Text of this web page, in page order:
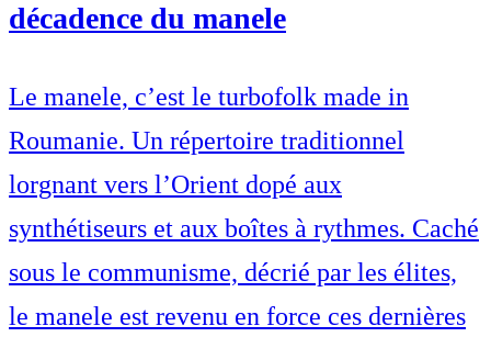
décadence du manele
Le manele, c’est le turbofolk made in
Roumanie. Un répertoire traditionnel
lorgnant vers l’Orient dopé aux
synthétiseurs et aux boîtes à rythmes. Caché
sous le communisme, décrié par les élites,
le manele est revenu en force ces dernières